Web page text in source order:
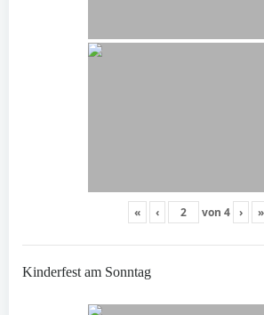
« ‹ von 4 › »
Kinderfest am Sonntag